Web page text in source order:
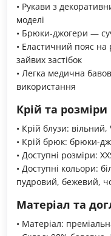
• Рукави з
моделі
• Брюки-джогери —
• Еластичний пояс
зайвих застібок
• Легка медична
використання
Крій та розміри
• Крій блузи: вільний,
• Крій брюк: брюки-
• Доступні розміри:
• Доступні кольори:
пудровий, бежевий,
Матеріал та
• Матеріал: